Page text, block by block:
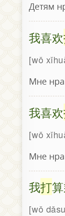
Детям
我喜欢
wǒ
Мне
我喜欢
wǒ
Мне
我打
wǒ